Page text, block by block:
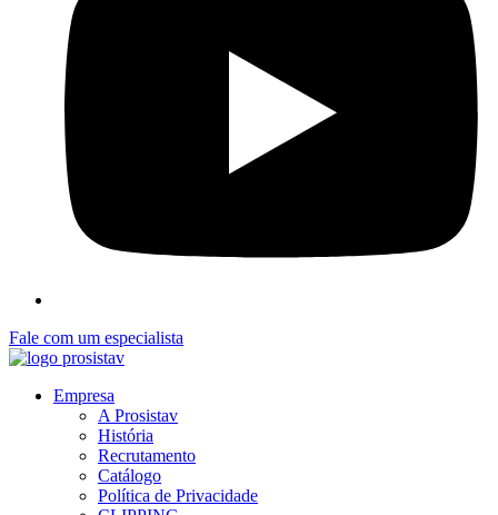
Fale com um especialista
Empresa
A Prosistav
História
Recrutamento
Catálogo
Política de Privacidade